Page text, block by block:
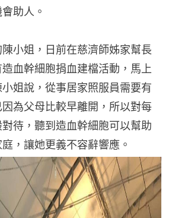
助人。
小姐，日前在慈濟師姊家幫長
血幹細胞捐血建檔活動，馬上
姐說，從事居家照服員需要有
為父母比較早離開，所以對每
待，聽到造血幹細胞可以幫助
，讓她更義不容辭響應。